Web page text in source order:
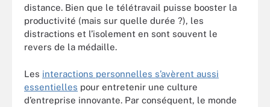
distance. Bien que le télétravail puisse booster la
productivité (mais sur quelle durée ?), les
distractions et l’isolement en sont souvent le
revers de la médaille.
Les interactions personnelles s’avèrent aussi
essentielles pour entretenir une culture
d’entreprise innovante. Par conséquent, le monde